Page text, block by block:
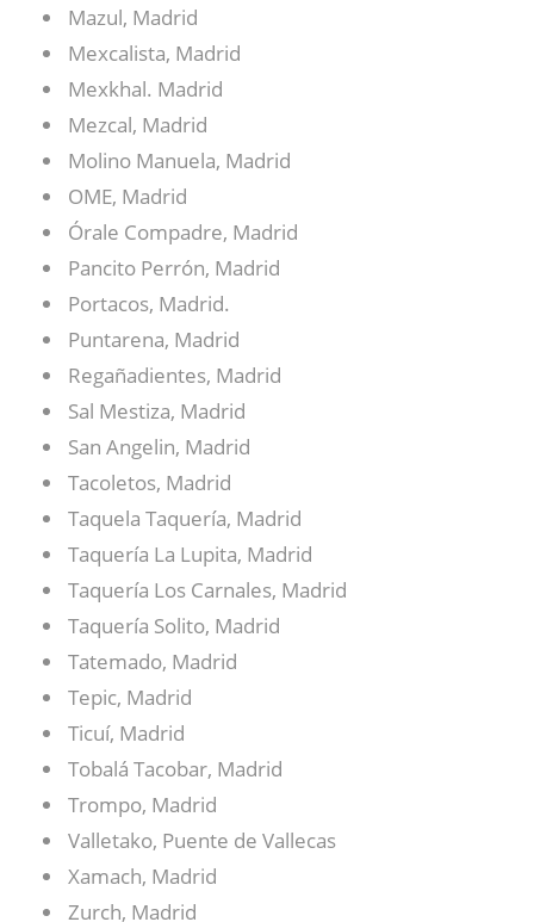
Mazul, Madrid
Mexcalista, Madrid
Mexkhal. Madrid
Mezcal, Madrid
Molino Manuela, Madrid
OME, Madrid
Órale Compadre, Madrid
Pancito Perrón, Madrid
Portacos, Madrid.
Puntarena, Madrid
Regañadientes, Madrid
Sal Mestiza, Madrid
San Angelin, Madrid
Tacoletos, Madrid
Taquela Taquería, Madrid
Taquería La Lupita, Madrid
Taquería Los Carnales, Madrid
Taquería Solito, Madrid
Tatemado, Madrid
Tepic, Madrid
Ticuí, Madrid
Tobalá Tacobar, Madrid
Trompo, Madrid
Valletako, Puente de Vallecas
Xamach, Madrid
Zurch, Madrid